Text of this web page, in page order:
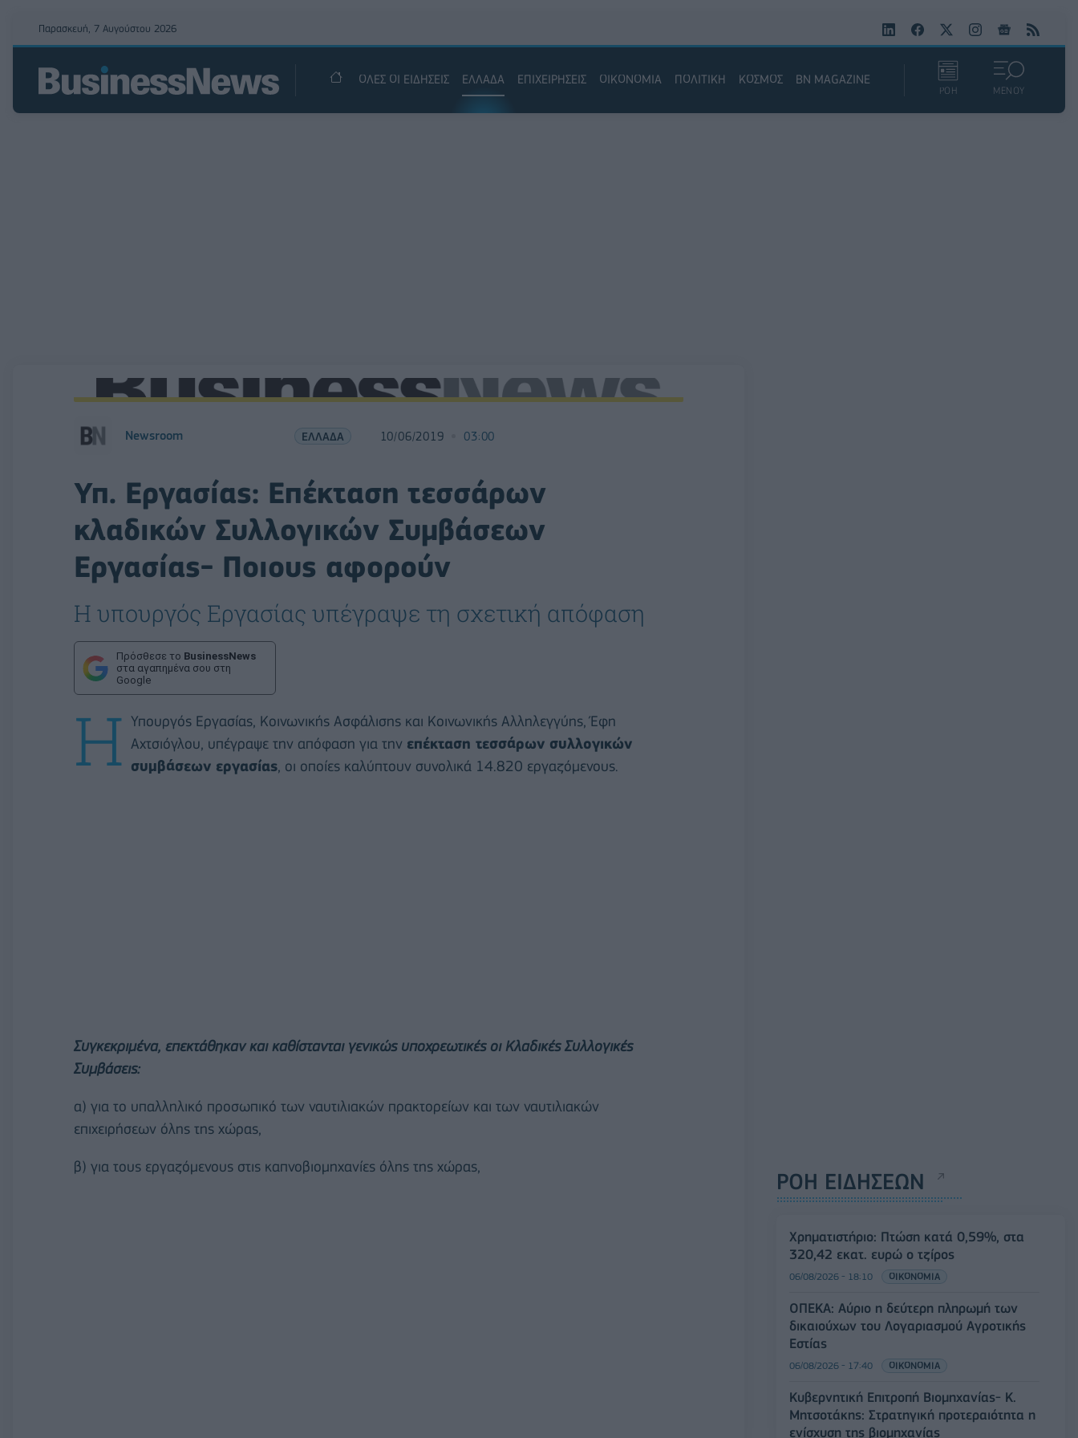
Παρασκευή, 7 Αυγούστου 2026
ΟΛΕΣ ΟΙ ΕΙΔΗΣΕΙΣ ΕΛΛΑΔΑ ΕΠΙΧΕΙΡΗΣΕΙΣ ΟΙΚΟΝΟΜΙΑ ΠΟΛΙΤΙΚΗ ΚΟΣΜΟΣ BN MAGAZINE
ΡΟΗ ΜΕΝΟΥ
Newsroom ΕΛΛΑΔΑ 10/06/2019 03:00
Υπ. Εργασίας: Επέκταση τεσσάρων
κλαδικών Συλλογικών Συμβάσεων
Εργασίας- Ποιους αφορούν
Η υπουργός Εργασίας υπέγραψε τη σχετική απόφαση
Πρόσθεσε το BusinessNews
στα αγαπημένα σου στη
Google
Η Υπουργός Εργασίας, Κοινωνικής Ασφάλισης και Κοινωνικής Αλληλεγγύης, Έφη
Αχτσιόγλου, υπέγραψε την απόφαση για την επέκταση τεσσάρων συλλογικών
συμβάσεων εργασίας , οι οποίες καλύπτουν συνολικά 14.820 εργαζόμενους.
Συγκεκριμένα, επεκτάθηκαν και καθίστανται γενικώς υποχρεωτικές οι Κλαδικές Συλλογικές
Συμβάσεις:
α) για το υπαλληλικό προσωπικό των ναυτιλιακών πρακτορείων και των ναυτιλιακών
επιχειρήσεων όλης της χώρας,
β) για τους εργαζόμενους στις καπνοβιομηχανίες όλης της χώρας,
ΡΟΗ ΕΙΔΗΣΕΩΝ
Χρηματιστήριο: Πτώση κατά 0,59%, στα
320,42 εκατ. ευρώ ο τζίρος
06/08/2026 - 18:10 ΟΙΚΟΝΟΜΙΑ
ΟΠΕΚΑ: Αύριο η δεύτερη πληρωμή των
δικαιούχων του Λογαριασμού Αγροτικής
Εστίας
06/08/2026 - 17:40 ΟΙΚΟΝΟΜΙΑ
Κυβερνητική Επιτροπή Βιομηχανίας- Κ.
Μητσοτάκης: Στρατηγική προτεραιότητα η
ενίσχυση της βιομηχανίας